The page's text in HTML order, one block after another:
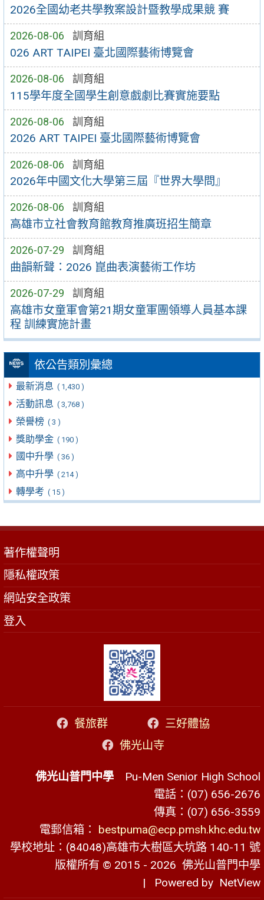
2026全國幼老共學教案設計暨教學成果競 賽
2026-08-06 訓育組
026 ART TAIPEI 臺北國際藝術博覽會
2026-08-06 訓育組
115學年度全國學生創意戲劇比賽實施要點
2026-08-06 訓育組
2026 ART TAIPEI 臺北國際藝術博覽會
2026-08-06 訓育組
2026年中國文化大學第三屆『世界大學問』
2026-08-06 訓育組
高雄市立社會教育館教育推廣班招生簡章
2026-07-29 訓育組
曲韻新聲：2026 崑曲表演藝術工作坊
2026-07-29 訓育組
高雄市女童軍會第21期女童軍團領導人員基本課
程 訓練實施計畫
依公告類別彙總
最新消息 ( 1,430 )
活動訊息 ( 3,768 )
榮譽榜 ( 3 )
獎助學金 ( 190 )
國中升學 ( 36 )
高中升學 ( 214 )
轉學考 ( 15 )
著作權聲明
隱私權政策
網站安全政策
登入
餐旅群
三好體協
佛光山寺
佛光山普門中學 Pu-Men Senior High School
電話：(07) 656-2676
傳真：(07) 656-3559
電郵信箱： bestpuma@ecp.pmsh.khc.edu.tw
學校地址：(84048)高雄市大樹區大坑路 140-11 號
版權所有 © 2015 - 2026 佛光山普門中學
| Powered by NetView